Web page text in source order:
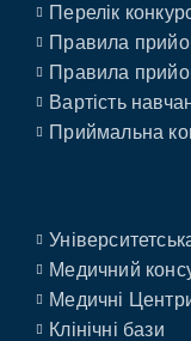
Перелік
Правила
Правила
Вартість
Приймальна
Медичний
Медичні
Клінічні бази